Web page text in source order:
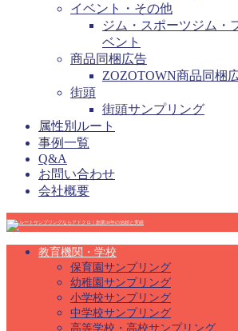
イベント・その他
ジム・スポーツジム・
ベント
商品同梱広告
ZOZOTOWN商品同梱
街頭
街頭サンプリング
属性別ルート
事例一覧
Q&A
お問い合わせ
会社概要
教育機関・学校
保育園サンプリング
幼稚園サンプリング
小学校サンプリング
中学校サンプリング
高等学校・高校サンプリング